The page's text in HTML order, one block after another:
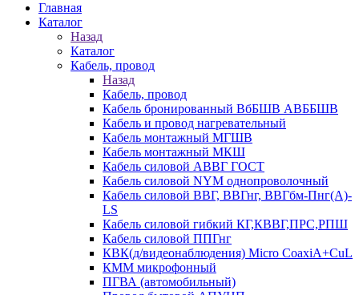
Главная
Каталог
Назад
Каталог
Кабель, провод
Назад
Кабель, провод
Кабель бронированный ВбБШВ АВББШВ
Кабель и провод нагревательный
Кабель монтажный МГШВ
Кабель монтажный МКШ
Кабель силовой АВВГ ГОСТ
Кабель силовой NYM однопроволочный
Кабель силовой ВВГ, ВВГнг, ВВГбм-Пнг(А)-
LS
Кабель силовой гибкий КГ,КВВГ,ПРС,РПШ
Кабель силовой ППГнг
КВК(д/видеонаблюдения) Micro CoaxiA+CuL
КММ микрофонный
ПГВА (автомобильный)